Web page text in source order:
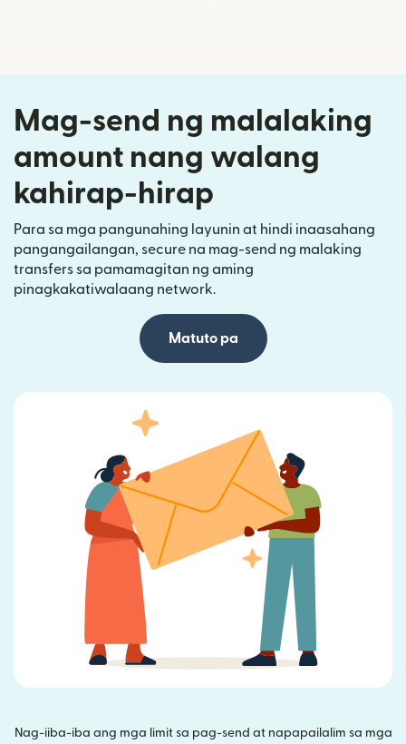
Mag-send ng malalaking
amount nang walang
kahirap-hirap
Para sa mga pangunahing layunin at hindi inaasahang
pangangailangan, secure na mag-send ng malaking
transfers sa pamamagitan ng aming
pinagkakatiwalaang network.
Matuto pa
Nag-iiba-iba ang mga limit sa pag-send at napapailalim sa mga